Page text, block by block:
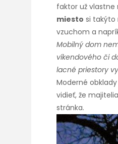
faktor už
miesto si takýto
vzuchom a
Mobilný dom
víkendového či
lacné priestory
Moderné
vidieť, že
stránka.